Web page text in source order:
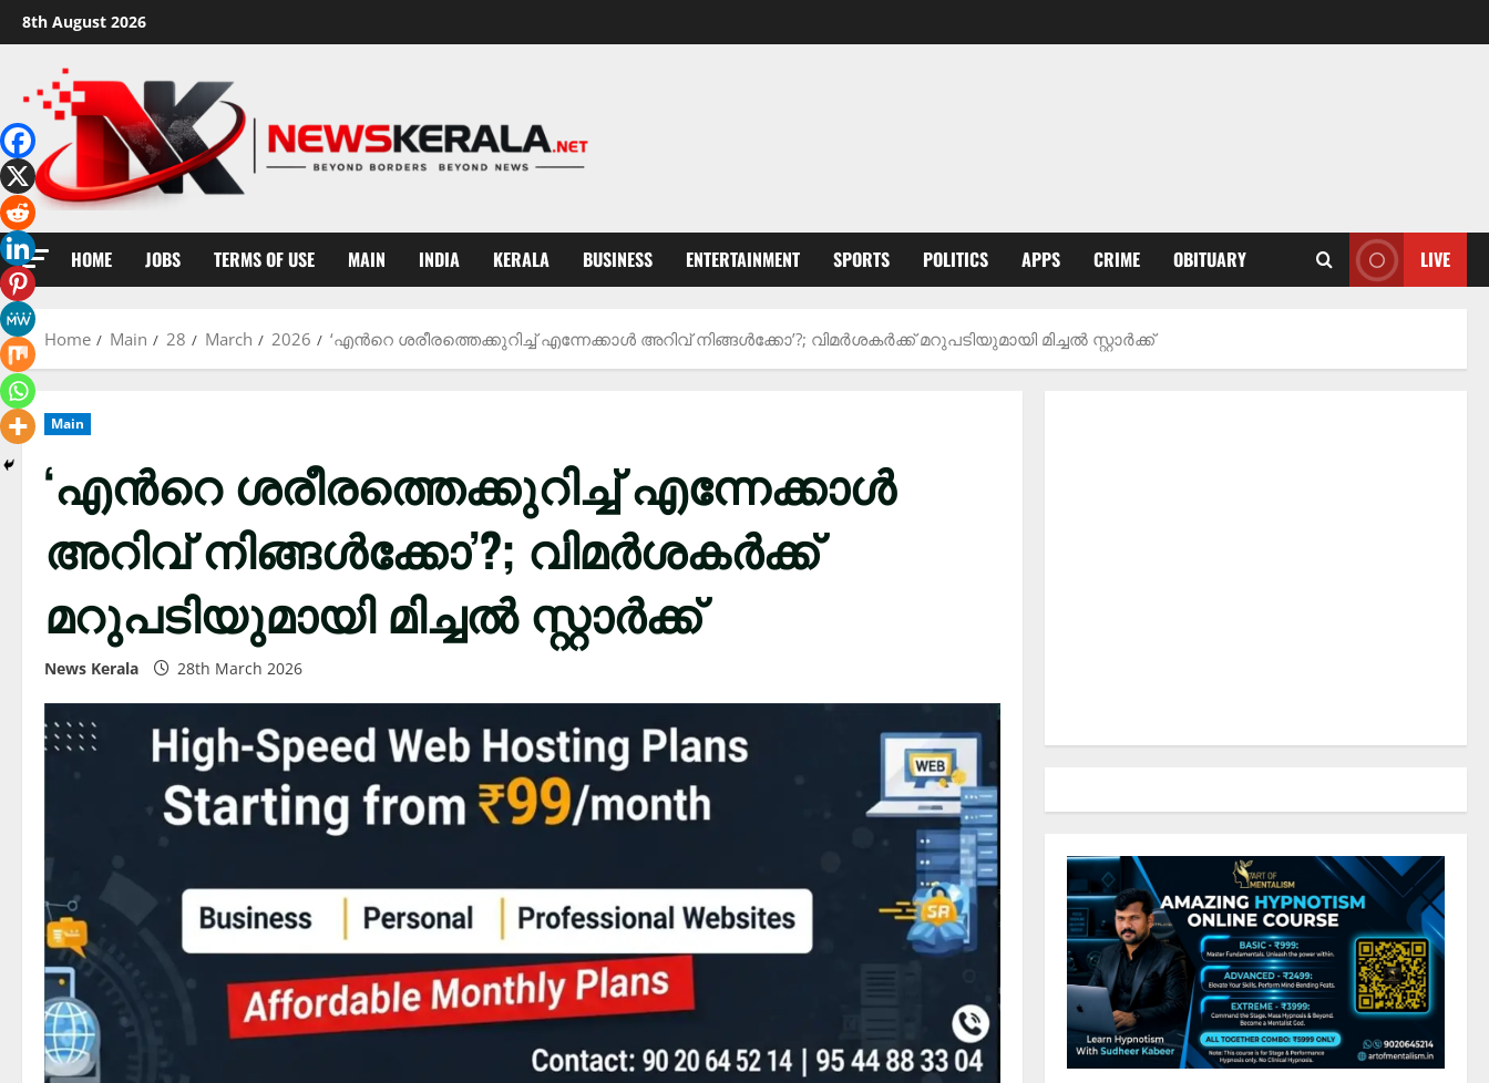
Skip
to
content
8th August 2026
HOME JOBS TERMS OF USE MAIN INDIA KERALA BUSINESS ENTERTAINMENT SPORTS POLITICS APPS CRIME OBITUARY LIVE
Home Main 28 March 2026 ‘എന്‍റെ ശരീരത്തെക്കുറിച്ച് എന്നേക്കാൾ അറിവ് നിങ്ങൾക്കോ’?; വിമർശകര്‍ക്ക് മറുപടിയുമായി മിച്ചല്‍ സ്റ്റാ‍ർക്ക്
Main
‘എന്‍റെ ശരീരത്തെക്കുറിച്ച് എന്നേക്കാൾ
അറിവ് നിങ്ങൾക്കോ’?; വിമർശകര്‍ക്ക്
മറുപടിയുമായി മിച്ചല്‍ സ്റ്റാ‍ർക്ക്
News Kerala 28th March 2026